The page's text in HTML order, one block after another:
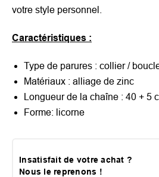
votre style personnel.
Caractéristiques :
Type de parures : collier /
Matériaux : alliage de zinc
Longueur de la chaîne : 40 + 5
Forme: licorne
Insatisfait de votre achat ?
Nous le reprenons !